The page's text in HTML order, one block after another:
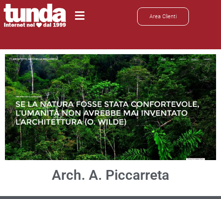
Area Clienti
Arch. A. Piccarreta